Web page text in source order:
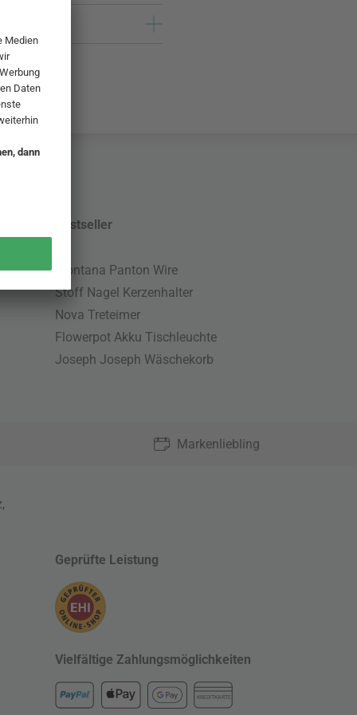
Bestseller
Montana Panton Wire
Stoff Nagel Kerzenhalter
Nova Treteimer
Flowerpot Akku Tischleuchte
Joseph Joseph Wäschekorb
Markenliebling
,
Geprüfte Leistung
Vielfältige Zahlungsmöglichkeiten
KREDITKARTE